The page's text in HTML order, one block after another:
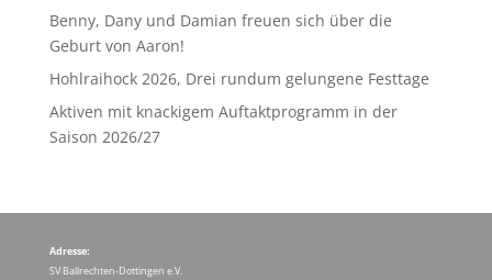
Benny, Dany und Damian freuen sich über die
Geburt von Aaron!
Hohlraihock 2026, Drei rundum gelungene Festtage
Aktiven mit knackigem Auftaktprogramm in der
Saison 2026/27
Adresse:
SV Ballrechten-Dottingen e.V.